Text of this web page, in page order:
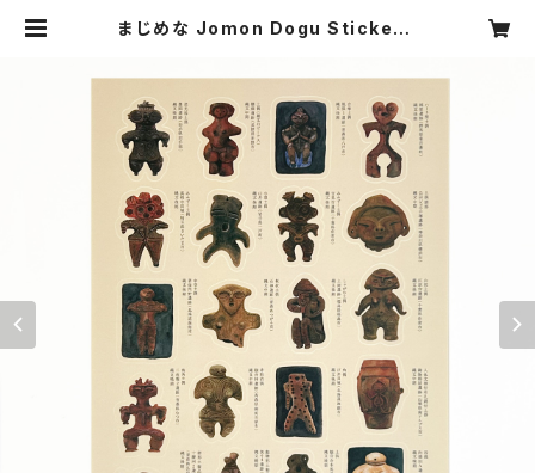
まじめな Jomon Dogu Sticker |